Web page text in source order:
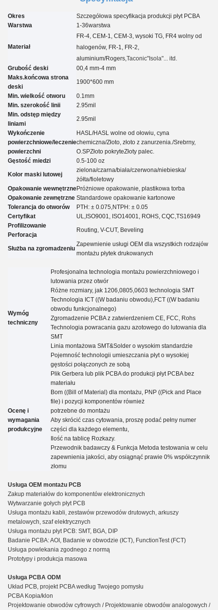
Okres
Szczegółowa specyfikacja produkcji płyt PCBA
Warstwa
1-36warstwa
Materiał
FR-4, CEM-1, CEM-3, wysoki TG, FR4 wolny od
halogenów, FR-1, FR-2,
aluminium/Rogers, Taconic"Isola"... itd.
Grubość deski
00,4 mm-4 mm
Maks.końcowa strona
deski
1900*600 mm
Min. wielkość otworu 0. 1 mm
Min. szerokość linii
2.95mil
Min. odstęp między
liniami
2.95mil
Wykończenie
powierzchniowe/leczenie
powierzchni
HASL/HASL wolne od ołowiu, cyna
chemiczna/Złoto, złoto z zanurzenia. /Srebrny,
O. SPZłoto pokryteZłoty palec.
Gęstość miedzi
0.5-100 oz
Kolor maski lutowej
zielona/czarna/biała/czerwona/niebieska/
żółta/fioletowy
Opakowanie wewnętrznePróżniowe opakowanie, plastikowa torba
Opakowanie zewnętrzne Standardowe opakowanie kartonowe
Tolerancja do otworów
PTH: ± 0.075 ,NTPH: ± 0.05
Certyfikat
UL, ISO9001, ISO14001, ROHS, CQC ,TS16949
Profilizowanie
Perforacja
Routing, V-CUT, Beveling
Służba na zgromadzeniu
Zapewnienie usługi OEM dla wszystkich rodzajów
montażu płytek drukowanych
Wymóg
techniczny
Profesjonalna technologia montażu powierzchniowego i
lutowania przez otwór
Różne rozmiary, jak 1206,0805,0603 technologia SMT
Technologia ICT ((W badaniu obwodu),FCT ((W badaniu
obwodu funkcjonalnego)
Zgromadzenie PCBA z zatwierdzeniem CE, FCC, Rohs
Technologia powracania gazu azotowego do lutowania dla
SMT
Linia montażowa SMT&Solder o wysokim standardzie
Pojemność technologii umieszczania płyt o wysokiej
gęstości połączonych ze sobą
Ocenę i
wymagania
produkcyjne
Plik Gerbera lub plik PCBA do produkcji płyt PCBA bez
materiału
Bom ((Bill of Material) dla montażu, PNP ((Pick and Place
file) i pozycji komponentów również
potrzebne do montażu
Aby skrócić czas cytowania, proszę podać pełny numer
części dla każdego elementu,
Ilość na tablicę Rozkazy.
Przewodnik badawczy & Funkcja Metoda testowania w celu
zapewnienia jakości, aby osiągnąć prawie 0% współczynnik
złomu
Usługa OEM montażu PCB
Zakup materiałów do komponentów elektronicznych
Wytwarzanie gołych płyt PCB
Usługa montażu kabli, zestawów przewodów drutowych, arkuszy
metalowych, szaf elektrycznych
Usługa montażu płyt PCB: SMT, BGA, DIP
Badanie PCBA: AOI, Badanie w obwodzie (ICT), FunctionTest (FCT)
Usługa powlekania zgodnego z normą
Prototypy i produkcja masowa
Usługa PCBA ODM
Układ PCB, projekt PCBA według Twojego pomysłu
PCBA Kopia/klon
Projektowanie obwodów cyfrowych / Projektowanie obwodów analogowych /